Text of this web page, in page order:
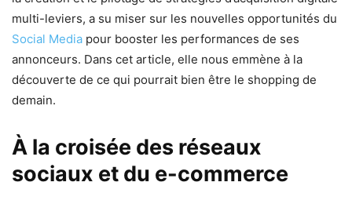
multi-leviers, a su miser sur les nouvelles opportunités du
Social Media pour booster les performances de ses
annonceurs. Dans cet article, elle nous emmène à la
découverte de ce qui pourrait bien être le shopping de
demain.
À la croisée des réseaux
sociaux et du e-commerce